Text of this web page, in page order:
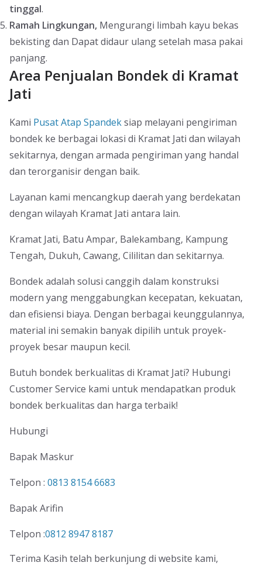
tinggal.
Ramah Lingkungan, Mengurangi limbah kayu bekas
bekisting dan Dapat didaur ulang setelah masa pakai
panjang.
Area Penjualan Bondek di Kramat
Jati
Kami Pusat Atap Spandeksiap melayani pengiriman
bondek ke berbagai lokasi di Kramat Jati dan wilayah
sekitarnya, dengan armada pengiriman yang handal
dan terorganisir dengan baik.
Layanan kami mencangkup daerah yang berdekatan
dengan wilayah Kramat Jati antara lain.
Kramat Jati, Batu Ampar, Balekambang, Kampung
Tengah, Dukuh, Cawang, Cililitan dan sekitarnya.
Bondek adalah solusi canggih dalam konstruksi
modern yang menggabungkan kecepatan, kekuatan,
dan efisiensi biaya. Dengan berbagai keunggulannya,
material ini semakin banyak dipilih untuk proyek-
proyek besar maupun kecil.
Butuh bondek berkualitas di Kramat Jati? Hubungi
Customer Service kami untuk mendapatkan produk
bondek berkualitas dan harga terbaik!
Hubungi
Bapak Maskur
Telpon : 0813 8154 6683
Bapak Arifin
Telpon :0812 8947 8187
Terima Kasih telah berkunjung di website kami,